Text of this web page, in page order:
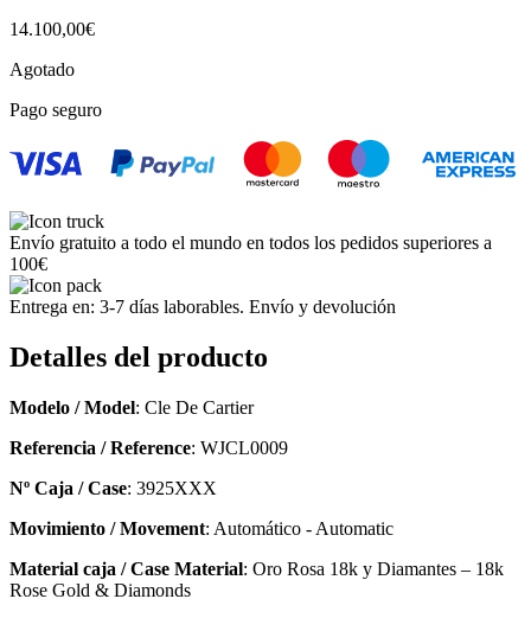
14.100,00€
Agotado
Pago seguro
Envío gratuito a todo el mundo en todos los pedidos superiores a
100€
Entrega en: 3-7 días laborables. Envío y devolución
Detalles del producto
Modelo / Model: Cle De Cartier
Referencia / Reference: WJCL0009
Nº Caja / Case: 3925XXX
Movimiento / Movement: Automático - Automatic
Material caja / Case Material: Oro Rosa 18k y Diamantes – 18k
Rose Gold & Diamonds